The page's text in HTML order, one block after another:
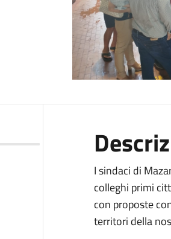
I sindaci di
colleghi primi
con proposte
territori della